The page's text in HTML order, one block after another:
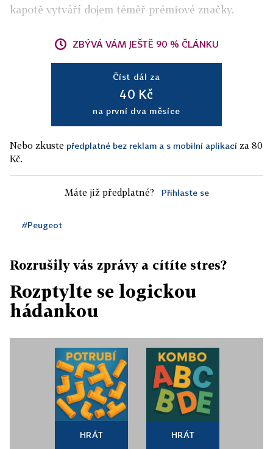
kapotě vytváří dojem téměř prémiové značky.
ZBÝVÁ VÁM JEŠTĚ 90 % ČLÁNKU
Číst dál za
40 Kč
na první dva měsíce
Nebo zkuste předplatné bez reklam a s mobilní aplikací za 80
Kč.
Máte již předplatné? Přihlaste se
#Peugeot
Rozrušily vás zprávy a cítíte stres?
Rozptylte se logickou
hádankou
HRÁT HRÁT